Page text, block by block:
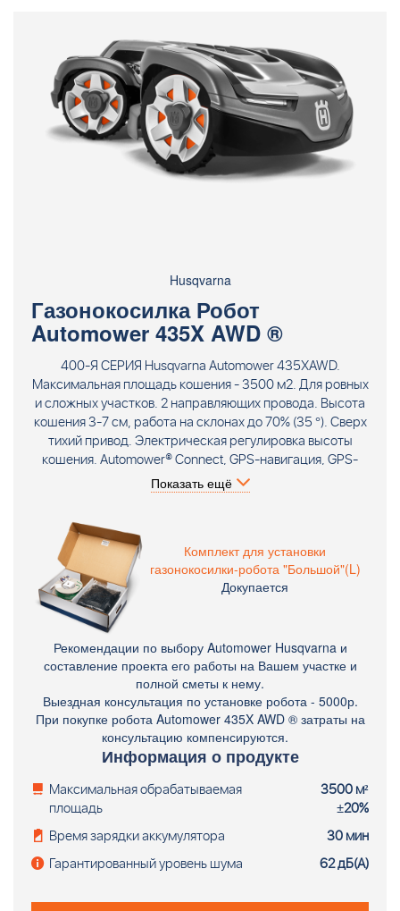
Husqvarna
Газонокосилка Робот
Automower 435X AWD ®
400-Я СЕРИЯ Husqvarna Automower 435XAWD.
Максимальная площадь кошения - 3500 м2. Для ровных
и сложных участков. 2 направляющих провода. Высота
кошения 3-7 см, работа на склонах до 70% (35 °). Сверх
тихий привод. Электрическая регулировка высоты
кошения. Automower® Connect, GPS-навигация, GPS-
защита, дизайн ""X-line"", LED-фары. Система
преодоления узких проходов, погодный таймер.
Automower 435XAWD, система навигации Automower®
Connect, зарядная станция, 6 винтов для крепления
зарядной станции, трансформатор, низковольтный
кабель (10 м), шестигранный ключ, измерительная
линейка, набор ножей (9 шт), инструкция по
Показать ещё
Комплект для установки
газонокосилки-робота "Большой"(L)
Докупается
Рекомендации по выбору Automower Husqvarna и
составление проекта его работы на Вашем участке и
полной сметы к нему.
Выездная консультация по установке робота - 5000р.
При покупке робота Automower 435X AWD ® затраты на
консультацию компенсируются.
Информация о продукте
Максимальная обрабатываемая
площадь
3500 м²
±20%
Время зарядки аккумулятора
30 мин
Гарантированный уровень шума
62 дБ(А)